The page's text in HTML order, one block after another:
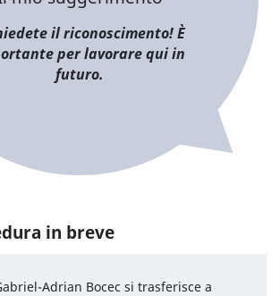
il riconoscimento! È
per lavorare qui in
futuro.
in breve
Adrian Bocec si trasferisce a